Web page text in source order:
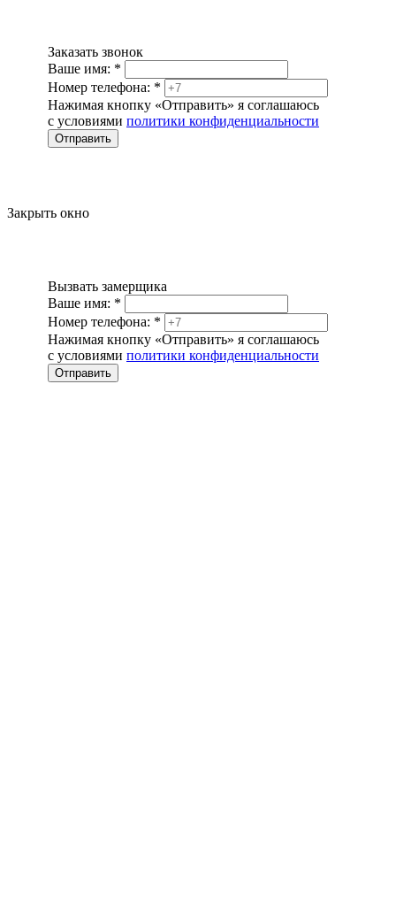
Заказать звонок
Ваше имя: *
Номер телефона: *
Нажимая кнопку «Отправить» я соглашаюсь
с условиями политики конфиденциальности
Отправить
Закрыть окно
Вызвать замерщика
Ваше имя: *
Номер телефона: *
Нажимая кнопку «Отправить» я соглашаюсь
с условиями политики конфиденциальности
Отправить